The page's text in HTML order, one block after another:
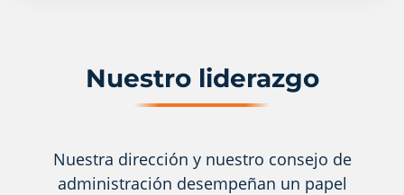
Nuestro liderazgo
Nuestra dirección y nuestro consejo de
administración desempeñan un papel